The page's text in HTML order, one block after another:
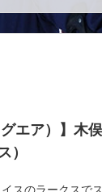
エア）】木
）